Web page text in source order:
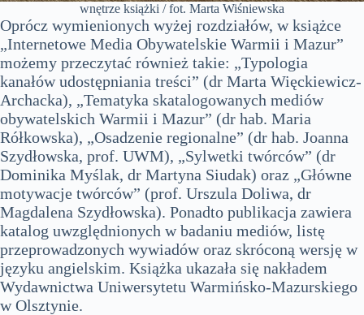
wnętrze książki / fot. Marta Wiśniewska
Oprócz wymienionych wyżej rozdziałów, w książce
„Internetowe Media Obywatelskie Warmii i Mazur”
możemy przeczytać również takie: „Typologia
kanałów udostępniania treści” (dr Marta Więckiewicz-
Archacka), „Tematyka skatalogowanych mediów
obywatelskich Warmii i Mazur” (dr hab. Maria
Rółkowska), „Osadzenie regionalne” (dr hab. Joanna
Szydłowska, prof. UWM), „Sylwetki twórców” (dr
Dominika Myślak, dr Martyna Siudak) oraz „Główne
motywacje twórców” (prof. Urszula Doliwa, dr
Magdalena Szydłowska). Ponadto publikacja zawiera
katalog uwzględnionych w badaniu mediów, listę
przeprowadzonych wywiadów oraz skróconą wersję w
języku angielskim. Książka ukazała się nakładem
Wydawnictwa Uniwersytetu Warmińsko-Mazurskiego
w Olsztynie.